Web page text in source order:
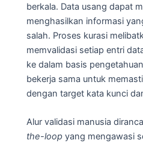
berkala. Data usang dapat
menghasilkan informasi
salah. Proses kurasi
memvalidasi setiap entri
ke dalam basis
bekerja sama untuk
dengan target kata kunci
Alur validasi manusia
the-loop yang mengawasi